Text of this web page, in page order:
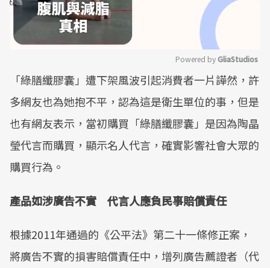
Mute
Powered by GliaStudios
「綠膳纖膠囊」遭下架風波引起消費者一片譁然，許
多網友也為她抱不平，認為這是衛生單位的事，但是
也有網友表示，當初購買「綠膳纖膠囊」是因為陶晶
瑩代言而購買，顯示名人代言，確實影響社會大眾的
購買行為。
產品如涉廣告不實 代言人應負民事賠償責任
根據2011年通過的《公平法》第二十一條修正案，
將廣告不實的損害賠償責任中，增列廣告薦證者（代